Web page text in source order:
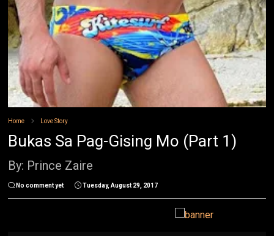
Home Love Story
Bukas Sa Pag-Gising Mo (Part 1)
By: Prince Zaire
No comment yet Tuesday, August 29, 2017